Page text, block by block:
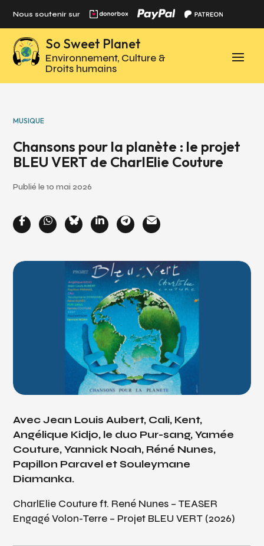
Nous soutenir sur
So Sweet Planet
Environnement, Culture &
Droits humains
MUSIQUE
Chansons pour la planète : le projet
BLEU VERT de CharlElie Couture
Publié le 10 mai 2026
Avec Jean Louis Aubert, Cali, Kent,
Angélique Kidjo, le duo Pur-sang, Yamée
Couture, Yannick Noah, Réné Nunes,
Papillon Paravel et Souleymane
Diamanka.
CharlElie Couture ft. René Nunes – TEASER
Engagé Volon-Terre – Projet BLEU VERT (2026)
Panneau de gestion des cookies